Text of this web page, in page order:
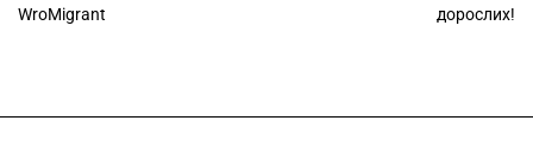
WroMigrant
дорослих!